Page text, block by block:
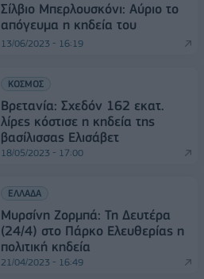
Σίλβιο Μπερλουσκόνι: Αύριο το
απόγευμα η κηδεία του
13/06/2023 - 16:19
ΚΟΣΜΟΣ
Βρετανία: Σχεδόν 162 εκατ.
λίρες κόστισε η κηδεία της
βασίλισσας Ελισάβετ
18/05/2023 - 17:00
ΕΛΛΑΔΑ
Μυρσίνη Ζορμπά: Τη Δευτέρα
(24/4) στο Πάρκο Ελευθερίας η
πολιτική κηδεία
21/04/2023 - 16:49